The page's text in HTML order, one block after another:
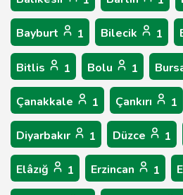
Bayburt 1 Bilecik 1
Bitlis 1 Bolu 1
Çanakkale 1 Çankırı 1
Diyarbakır 1 Düzce 1
Elâzığ 1 Erzincan 1